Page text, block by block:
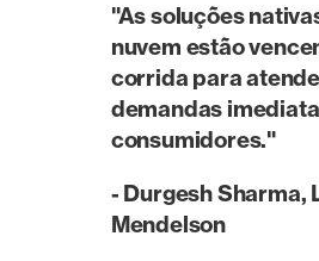
"As soluções
nuvem estão
corrida para
demandas
consumidores."‍
- Durgesh Sharma,
Mendelson